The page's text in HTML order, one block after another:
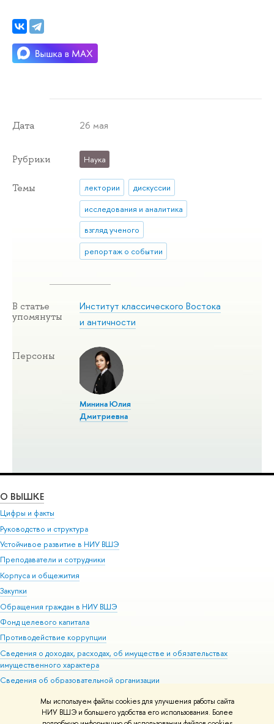
Мы используем файлы cookies для улучшения работы сайта
НИУ ВШЭ и большего удобства его использования. Более
Дата 26 мая
Рубрики Наука
Темы лектории
дискуссии
исследования и аналитика
взгляд ученого
репортаж о событии
В статье
упомянуты
Институт классического Востока
и античности
Персоны
Минина Юлия
Дмитриевна
О ВЫШКЕ
Цифры и факты
Руководство и структура
Устойчивое развитие в НИУ ВШЭ
Преподаватели и сотрудники
Корпуса и общежития
Закупки
Обращения граждан в НИУ ВШЭ
Фонд целевого капитала
Противодействие коррупции
Сведения о доходах, расходах, об имуществе и обязательствах
имущественного характера
Сведения об образовательной организации
Людям с ограниченными возможностями здоровья
Единая платежная страница